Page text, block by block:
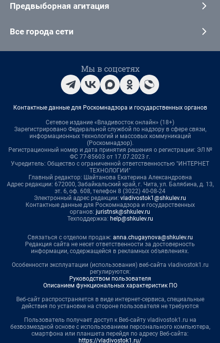
Предвыборная агитация
Все города сети
Мы в соцсетях
Контактные данные для Роскомнадзора и государственных органов
Сетевое издание «Владивосток онлайн» (18+)
Зарегистрировано Федеральной службой по надзору в сфере связи,
информационных технологий и массовых коммуникаций
(Роскомнадзор).
Регистрационный номер и дата принятия решения о регистрации: ЭЛ №
ФС 77-85603 от 17.07.2023 г.
Учредитель: Общество с ограниченной ответственностью "ИНТЕРНЕТ
ТЕХНОЛОГИИ"
Главный редактор: Шайтанова Екатерина Александровна
Адрес редакции: 672000, Забайкальский край, г. Чита, ул. Балябина, д. 13,
эт. 6, оф. 608, телефон 8 (3022) 40-08-24
Электронный адрес редакции: vladivostok1@shkulev.ru
Контактные данные для Роскомнадзора и государственных
органов: juristnsk@shkulev.ru
Техподдержка: help@shkulev.ru
Связаться с отделом продаж: anna.chugaynova@shkulev.ru
Редакция сайта не несет ответственности за достоверность
информации, содержащейся в рекламных объявлениях.
Особенности эксплуатации (использования) веб-сайта vladivostok1.ru
регулируются:
Руководством пользователя
Описанием функциональных характеристик ПО
Веб-сайт распространяется в виде интернет-сервиса, специальные
действия по установке на стороне пользователя не требуются
Пользователь получает доступ к Веб-сайту vladivostok1.ru на
безвозмездной основе с использованием персонального компьютера,
смартфона или планшета перейдя по адресу Веб-сайта:
https://vladivostok1.ru/